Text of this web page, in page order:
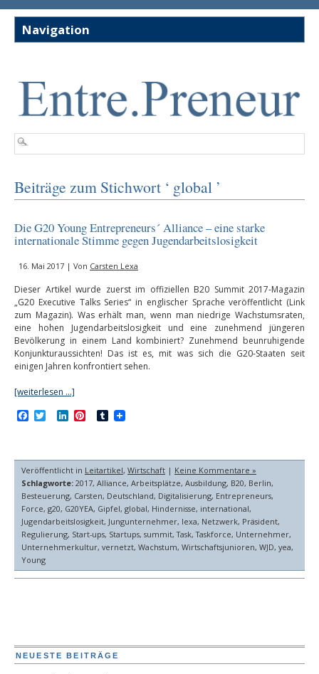
Beiträge zum Stichwort ‘ global ’
Die G20 Young Entrepreneurs´ Alliance – eine starke
internationale Stimme gegen Jugendarbeitslosigkeit
16. Mai 2017 | Von Carsten Lexa
Dieser Artikel wurde zuerst im offiziellen B20 Summit 2017-Magazin
„G20 Executive Talks Series“ in englischer Sprache veröffentlicht (Link
zum Magazin). Was erhält man, wenn man niedrige Wachstumsraten,
eine hohen Jugendarbeitslosigkeit und eine zunehmend jüngeren
Bevölkerung in einem Land kombiniert? Zunehmend beunruhigende
Konjunkturaussichten! Das ist es, mit was sich die G20-Staaten seit
einigen Jahren konfrontiert sehen.
[weiterlesen …]
Facebook
TwitterLinkedIn
PinterestTumblr
Veröffentlicht in Leitartikel, Wirtschaft | Keine Kommentare »
Schlagworte: 2017, Alliance, Arbeitsplätze, Ausbildung, B20, Berlin,
Besteuerung, Carsten, Deutschland, Digitalisierung, Entrepreneurs,
Force, g20, G20YEA, Gipfel, global, Hindernisse, international,
Jugendarbeitslosigkeit, Jungunternehmer, lexa, Netzwerk, Präsident,
Regulierung, Start-ups, Startups, summit,Task,Taskforce, Unternehmer,
Unternehmerkultur, vernetzt, Wachstum, Wirtschaftsjunioren, WJD, yea,
Young
NEUESTE BEITRÄGE